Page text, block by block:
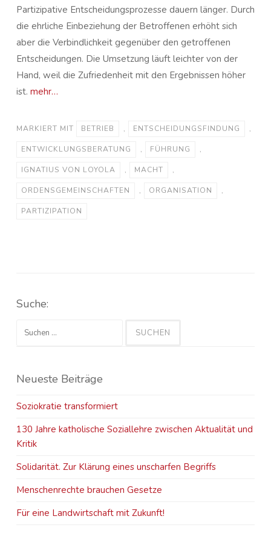
Partizipative Entscheidungsprozesse dauern länger. Durch
die ehrliche Einbeziehung der Betroffenen erhöht sich
aber die Verbindlichkeit gegenüber den getroffenen
Entscheidungen. Die Umsetzung läuft leichter von der
Hand, weil die Zufriedenheit mit den Ergebnissen höher
ist. mehr…
MARKIERT MIT BETRIEB , ENTSCHEIDUNGSFINDUNG ,
ENTWICKLUNGSBERATUNG , FÜHRUNG ,
IGNATIUS VON LOYOLA , MACHT ,
ORDENSGEMEINSCHAFTEN , ORGANISATION ,
PARTIZIPATION
Suche:
Suchen
Neueste Beiträge
Soziokratie transformiert
130 Jahre katholische Soziallehre zwischen Aktualität und
Kritik
Solidarität. Zur Klärung eines unscharfen Begriffs
Menschenrechte brauchen Gesetze
Für eine Landwirtschaft mit Zukunft!